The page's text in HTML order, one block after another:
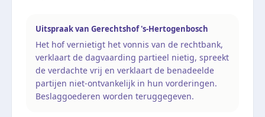
Uitspraak van Gerechtshof 's-Hertogenbosch
Het hof vernietigt het vonnis van de rechtbank,
verklaart de dagvaarding partieel nietig, spreekt
de verdachte vrij en verklaart de benadeelde
partijen niet-ontvankelijk in hun vorderingen.
Beslaggoederen worden teruggegeven.